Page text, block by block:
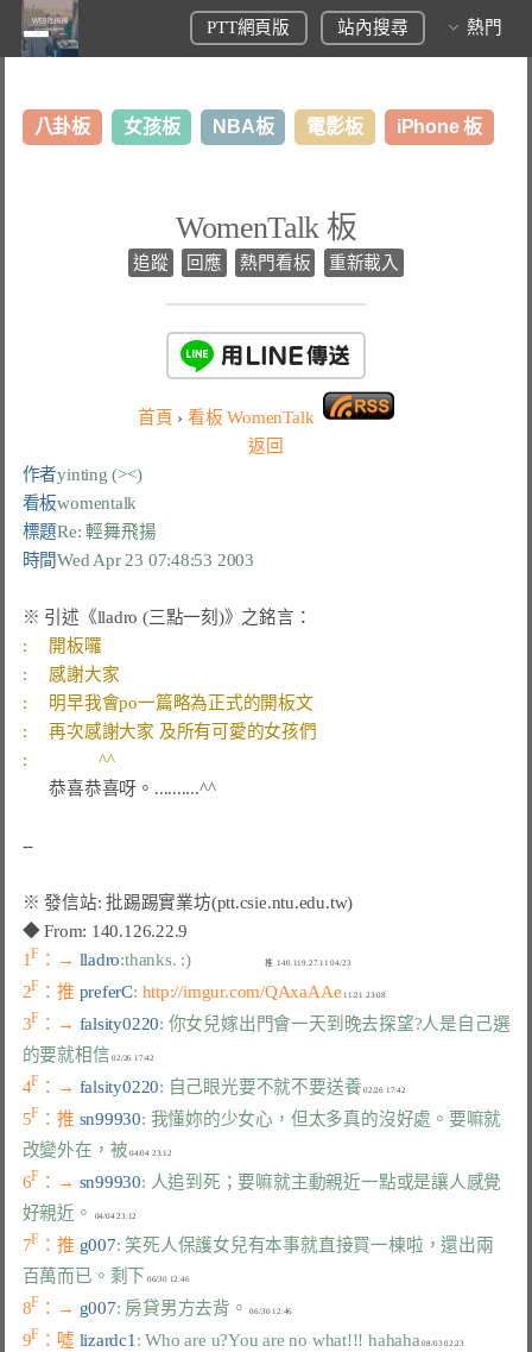
PTT網頁版 站內搜尋 熱門
八卦板 女孩板 NBA板 電影板 iPhone 板
WomenTalk 板
追蹤 回應 熱門看板 重新載入
首頁 › 看板WomenTalk
返回
作者yinting (><)
看板womentalk
標題Re: 輕舞飛揚
時間Wed Apr 23 07:48:53 2003
:                ^^
      恭喜恭喜呀。..........^^
1F ：→ lladro:thanks. :)
                                   推  140.119.27.11 04/23
2F ：推 preferC: http://imgur.com/QAxaAAe 11/21 23:08
3F ：→ falsity0220: 你女兒嫁出門會一天到晚去探望?人是自己選
的要就相信
4F ：→ falsity0220: 自己眼光要不就不要送養
5F ：推 sn99930: 我懂妳的少女心，但太多真的沒好處。要嘛就
改變外在，被
6F ：→ sn99930: 人追到死；要嘛就主動親近一點或是讓人感覺
好親近。
7F ：推 g007: 笑死人保護女兒有本事就直接買一棟啦，還出兩
百萬而已。剩下
06/30 12:46
8F ：→ g007: 房貸男方去背。
9F ：噓 lizardc1 : Who are u?You are no what!!! hahaha